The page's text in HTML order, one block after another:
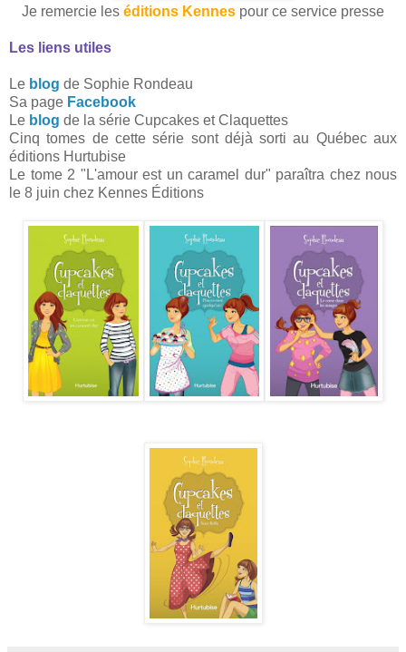
Je remercie les éditions Kennes pour ce service presse
Les liens utiles
Le blog de Sophie Rondeau
Sa page Facebook
Le blog de la série Cupcakes et Claquettes
Cinq tomes de cette série sont déjà sorti au Québec aux
éditions Hurtubise
Le tome 2 "L'amour est un caramel dur" paraîtra chez nous
le 8 juin chez Kennes Éditions